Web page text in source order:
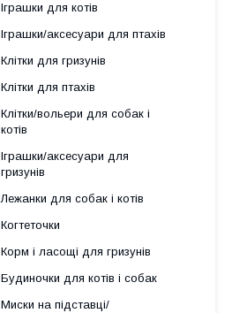
Іграшки для котів
Іграшки/аксесуари для птахів
Клітки для гризунів
Клітки для птахів
Клітки/вольери для собак і
котів
Іграшки/аксесуари для
гризунів
Лежанки для собак і котів
Когтеточки
Корм і ласощі для гризунів
Будиночки для котів і собак
Миски на підставці/